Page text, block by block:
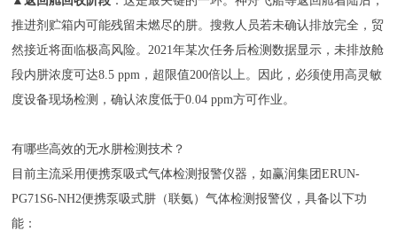
推进剂贮箱内可能残留未燃尽的肼。搜救人员若未确认排放完全，贸
然接近将面临极高风险。2021年某次任务后检测数据显示，未排放舱
段内肼浓度可达8.5 ppm，超限值200倍以上。因此，必须使用高灵敏
度设备现场检测，确认浓度低于0.04 ppm方可作业。
有哪些高效的无水肼检测技术？
目前主流采用便携泵吸式气体检测报警仪器，如赢润集团ERUN-
PG71S6-NH2便携泵吸式肼（联氨）气体检测报警仪 ，具备以下功
能：